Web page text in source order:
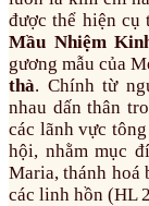
được thể hiện cụ
Mầu Nhiệm
gương mẫu của
thà. Chính từ
nhau dấn thân
các lãnh vực
hội, nhằm mục
Maria, thánh hoá
các linh hồn (HL